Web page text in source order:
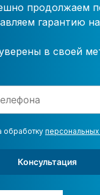
продолжаем
гарантию
в своей
обработку
Консультация